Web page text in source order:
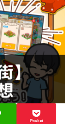
Pocket